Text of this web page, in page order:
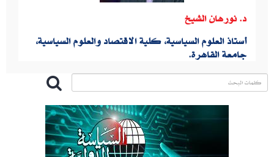
د. نورهان الشيخ
أستاذ العلوم السياسية، كلية الاقتصاد والعلوم السياسية،
جامعة القاهرة.